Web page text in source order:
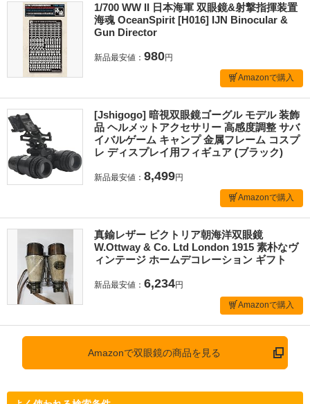
1/700 WW II 日本海軍 双眼鏡&射撃指揮装置
海魂 OceanSpirit [H016] IJN Binocular &
Gun Director
新品最安値： 980円
Amazonで購入
[Jshigogo] 暗視双眼鏡ゴーグル モデル 装飾
品 ヘルメットアクセサリー 高感度調整 サバ
イバルゲーム キャンプ 金属フレーム コスプ
レ ディスプレイ用フィギュア (ブラック)
新品最安値： 8,499円
Amazonで購入
真鍮レザー ビクトリア朝海洋双眼鏡
W.Ottway & Co. Ltd London 1915 素朴なヴ
ィンテージ ホームデコレーション ギフト
新品最安値： 6,234円
Amazonで購入
Amazonで双眼鏡の商品を見る